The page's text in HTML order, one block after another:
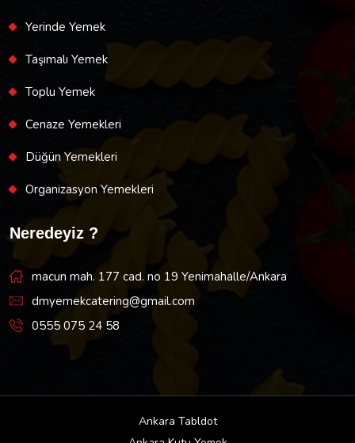
Yerinde Yemek
Taşımalı Yemek
Toplu Yemek
Cenaze Yemekleri
Düğün Yemekleri
Organizasyon Yemekleri
Neredeyiz ?
macun mah. 177 cad. no 19 Yenimahalle/Ankara
dmyemekcatering@gmail.com
0555 075 24 58
Ankara Tabldot